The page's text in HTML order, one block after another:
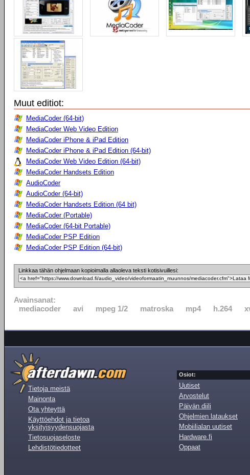
Muut editiot:
MediaCoder (64-bit)
MediaCoder Web Video Edition
MediaCoder iPhone & iPad Edition
MediaCoder iPhone & iPad Edition (64-bit)
MediaCoder Web Video Edition (64-bit)
MediaCoder Handsets Edition
AudioCoder
AudioCoder (64-bit)
MediaCoder Handsets Edition (64 bit)
MediaCoder (Portable)
MediaCoder (64-bit Portable)
MediaCoder PSP Edition
MediaCoder PSP Edition (64-bit)
Linkkaa tähän ohjelmaan kopioimalla allaoleva teksti kotisivuillesi:
Avainsanat:
mediacoder
avi mpeg 1/2 matroska mp4 h.264
Tietoja meistä
Mainonta
Ota yhteyttä
Käyttöehdot ja tietoa
yksityisyydensuojasta
Tietosuojaseloste
Lehdistötiedotteet
Osiot:
Uutiset
Arvostelut
Päivän diili
Ohjelmien lataukset
Mobiilialan uutiset
Hardware.fi
Oppaat